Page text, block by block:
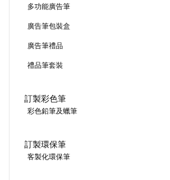
多功能廣告筆
廣告筆包裝盒
廣告筆禮品
禮品筆套裝
訂製彩色筆
彩色鉛筆及蠟筆
訂製環保筆
客製化環保筆